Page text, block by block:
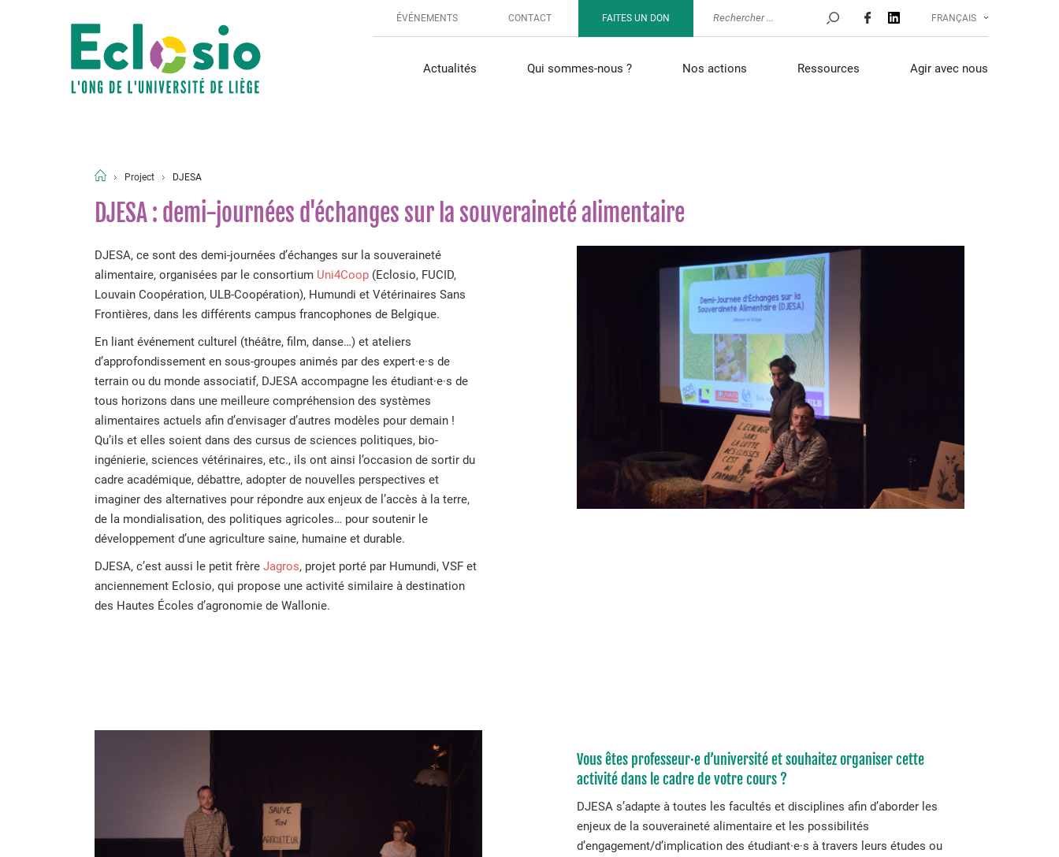
ÉVÉNEMENTS CONTACT FAITES UN DON FRANÇAIS
Actualités Qui sommes-nous ? Nos actions Ressources Agir avec nous
Project DJESA
DJESA : demi-journées d'échanges sur la souveraineté alimentaire
DJESA, ce sont des demi-journées d’échanges sur la souveraineté
alimentaire, organisées par le consortium Uni4Coop (Eclosio, FUCID,
Louvain Coopération, ULB-Coopération), Humundi et Vétérinaires Sans
Frontières, dans les différents campus francophones de Belgique.
En liant événement culturel (théâtre, film, danse…) et ateliers
d’approfondissement en sous-groupes animés par des expert·e·s de
terrain ou du monde associatif, DJESA accompagne les étudiant·e·s de
tous horizons dans une meilleure compréhension des systèmes
alimentaires actuels afin d’envisager d’autres modèles pour demain !
Qu’ils et elles soient dans des cursus de sciences politiques, bio-
ingénierie, sciences vétérinaires, etc., ils ont ainsi l’occasion de sortir du
cadre académique, débattre, adopter de nouvelles perspectives et
imaginer des alternatives pour répondre aux enjeux de l’accès à la terre,
de la mondialisation, des politiques agricoles… pour soutenir le
développement d’une agriculture saine, humaine et durable.
DJESA, c’est aussi le petit frère Jagros, projet porté par Humundi, VSF et
anciennement Eclosio, qui propose une activité similaire à destination
des Hautes Écoles d’agronomie de Wallonie.
Vous êtes professeur·e d’université et souhaitez organiser cette
activité dans le cadre de votre cours ?
DJESA s’adapte à toutes les facultés et disciplines afin d’aborder les
enjeux de la souveraineté alimentaire et les possibilités
d’engagement/d’implication des étudiant·e·s à travers leurs études ou